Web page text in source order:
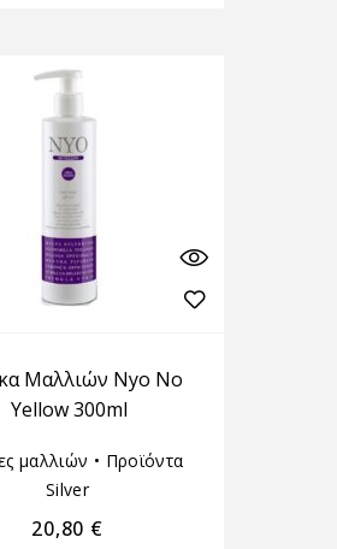
Μαλλιών Nyo No
Yellow 300ml
μαλλιών • Προϊόντα
Silver
20,80 €